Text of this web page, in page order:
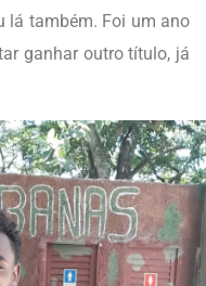
lá também. Foi um ano
ganhar outro título, já